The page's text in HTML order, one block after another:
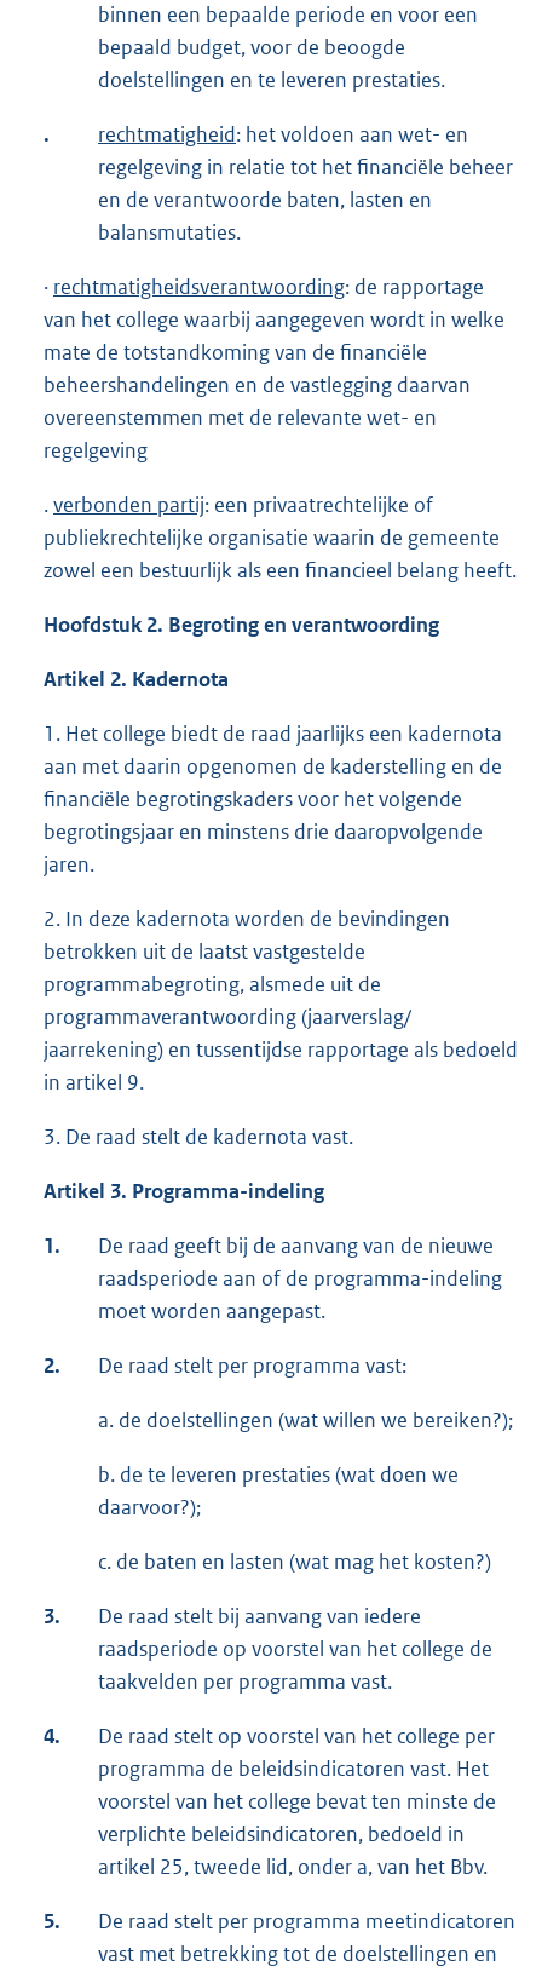
binnen een bepaalde periode en voor een
bepaald budget, voor de beoogde
doelstellingen en te leveren prestaties.
. rechtmatigheid: het voldoen aan wet- en
regelgeving in relatie tot het financiële beheer
en de verantwoorde baten, lasten en
balansmutaties.
· rechtmatigheidsverantwoording: de rapportage
van het college waarbij aangegeven wordt in welke
mate de totstandkoming van de financiële
beheershandelingen en de vastlegging daarvan
overeenstemmen met de relevante wet- en
regelgeving
.verbonden partij: een privaatrechtelijke of
publiekrechtelijke organisatie waarin de gemeente
zowel een bestuurlijk als een financieel belang heeft.
Hoofdstuk 2. Begroting en verantwoording
Artikel 2. Kadernota
1. Het college biedt de raad jaarlijks een kadernota
aan met daarin opgenomen de kaderstelling en de
financiële begrotingskaders voor het volgende
begrotingsjaar en minstens drie daaropvolgende
jaren.
2. In deze kadernota worden de bevindingen
betrokken uit de laatst vastgestelde
programmabegroting, alsmede uit de
programmaverantwoording (jaarverslag/
jaarrekening) en tussentijdse rapportage als bedoeld
in artikel 9.
3. De raad stelt de kadernota vast.
Artikel 3. Programma-indeling
1.
De raad geeft bij de aanvang van de nieuwe
raadsperiode aan of de programma-indeling
moet worden aangepast.
2. De raad stelt per programma vast:
a. de doelstellingen (wat willen we bereiken?);
b. de te leveren prestaties (wat doen we
daarvoor?);
c. de baten en lasten (wat mag het kosten?)
3.
De raad stelt bij aanvang van iedere
raadsperiode op voorstel van het college de
taakvelden per programma vast.
4.
De raad stelt op voorstel van het college per
programma de beleidsindicatoren vast. Het
voorstel van het college bevat ten minste de
verplichte beleidsindicatoren, bedoeld in
artikel 25, tweede lid, onder a, van het Bbv.
5.
De raad stelt per programma meetindicatoren
vast met betrekking tot de doelstellingen en